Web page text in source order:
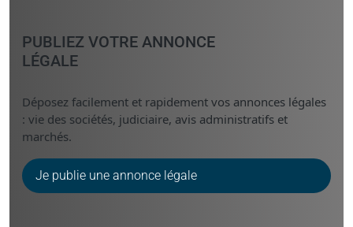
PUBLIEZ VOTRE ANNONCE
LÉGALE
Déposez facilement et rapidement vos annonces légales
: vie des sociétés, judiciaire, avis administratifs et
marchés.
Je publie une annonce légale